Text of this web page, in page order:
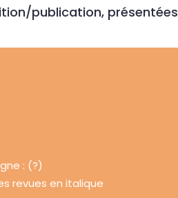
publication, présentées
: (?)
revues en italique